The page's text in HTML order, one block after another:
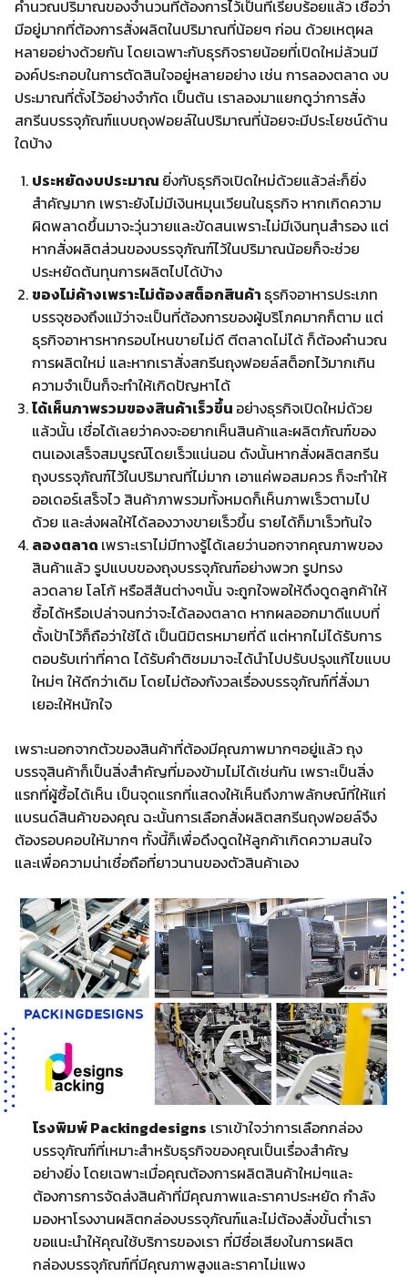
คำนวณปริมาณของจำนวนที่ต้องการไว้เป็นที่เรียบร้อยแล้ว เชื่อว่า
มีอยู่มากที่ต้องการสั่งผลิตในปริมาณที่น้อยๆ ก่อน ด้วยเหตุผล
หลายอย่างด้วยกัน โดยเฉพาะกับธุรกิจรายน้อยที่เปิดใหม่ล้วนมี
องค์ประกอบในการตัดสินใจอยู่หลายอย่าง เช่น การลองตลาด งบ
ประมาณที่ตั้งไว้อย่างจำกัด เป็นต้น เราลองมาแยกดูว่าการสั่ง
สกรีนบรรจุภัณฑ์แบบถุงฟอยล์ในปริมาณที่น้อยจะมีประโยชน์ด้าน
ใดบ้าง
ประหยัดงบประมาณ ยิ่งกับธุรกิจเปิดใหม่ด้วยแล้วล่ะก็ยิ่ง
สำคัญมาก เพราะยังไม่มีเงินหมุนเวียนในธุรกิจ หากเกิดความ
ผิดพลาดขึ้นมาจะวุ่นวายและขัดสนเพราะไม่มีเงินทุนสำรอง แต่
หากสั่งผลิตส่วนของบรรจุภัณฑ์ไว้ในปริมาณน้อยก็จะช่วย
ประหยัดต้นทุนการผลิตไปได้บ้าง
ของไม่ค้างเพราะไม่ต้องสต็อกสินค้า ธุรกิจอาหารประเภท
บรรจุซองถึงแม้ว่าจะเป็นที่ต้องการของผู้บริโภคมากก็ตาม แต่
ธุรกิจอาหารหากรอบไหนขายไม่ดี ตีตลาดไม่ได้ ก็ต้องคำนวณ
การผลิตใหม่ และหากเราสั่งสกรีนถุงฟอยล์สต็อกไว้มากเกิน
ความจำเป็นก็จะทำให้เกิดปัญหาได้
ได้เห็นภาพรวมของสินค้าเร็วขึ้น อย่างธุรกิจเปิดใหม่ด้วย
แล้วนั้น เชื่อได้เลยว่าคงจะอยากเห็นสินค้าและผลิตภัณฑ์ของ
ตนเองเสร็จสมบูรณ์โดยเร็วแน่นอน ดังนั้นหากสั่งผลิตสกรีน
ถุงบรรจุภัณฑ์ไว้ในปริมาณที่ไม่มาก เอาแค่พอสมควร ก็จะทำให้
ออเดอร์เสร็จไว สินค้าภาพรวมทั้งหมดก็เห็นภาพเร็วตามไป
ด้วย และส่งผลให้ได้ลองวางขายเร็วขึ้น รายได้ก็มาเร็วทันใจ
ลองตลาด เพราะเราไม่มีทางรู้ได้เลยว่านอกจากคุณภาพของ
สินค้าแล้ว รูปแบบของถุงบรรจุภัณฑ์อย่างพวก รูปทรง
ลวดลาย โลโก้ หรือสีสันต่างๆนั้น จะถูกใจพอให้ดึงดูดลูกค้าให้
ซื้อได้หรือเปล่าจนกว่าจะได้ลองตลาด หากผลออกมาดีแบบที่
ตั้งเป้าไว้ก็ถือว่าใช้ได้ เป็นนิมิตรหมายที่ดี แต่หากไม่ได้รับการ
ตอบรับเท่าที่คาด ได้รับคำติชมมาจะได้นำไปปรับปรุงแก้ไขแบบ
ใหม่ๆ ให้ดีกว่าเดิม โดยไม่ต้องกังวลเรื่องบรรจุภัณฑ์ที่สั่งมา
เยอะให้หนักใจ
เพราะนอกจากตัวของสินค้าที่ต้องมีคุณภาพมากๆอยู่แล้ว ถุง
บรรจุสินค้าก็เป็นสิ่งสำคัญที่มองข้ามไม่ได้เช่นกัน เพราะเป็นสิ่ง
แรกที่ผู้ซื้อได้เห็น เป็นจุดแรกที่แสดงให้เห็นถึงภาพลักษณ์ที่ให้แก่
แบรนด์สินค้าของคุณ ฉะนั้นการเลือกสั่งผลิตสกรีนถุงฟอยล์จึง
ต้องรอบคอบให้มากๆ ทั้งนี้ก็เพื่อดึงดูดให้ลูกค้าเกิดความสนใจ
และเพื่อความน่าเชื่อถือที่ยาวนานของตัวสินค้าเอง
โรงพิมพ์ Packingdesigns เราเข้าใจว่าการเลือกกล่อง
บรรจุภัณฑ์ที่เหมาะสำหรับธุรกิจของคุณเป็นเรื่องสำคัญ
อย่างยิ่ง โดยเฉพาะเมื่อคุณต้องการผลิตสินค้าใหม่ๆและ
ต้องการการจัดส่งสินค้าที่มีคุณภาพและราคาประหยัด กำลัง
มองหาโรงงานผลิตกล่องบรรจุภัณฑ์และไม่ต้องสั่งขั้นต่ำเรา
ขอแนะนำให้คุณใช้บริการของเรา ที่มีชื่อเสียงในการผลิต
กล่องบรรจุภัณฑ์ที่มีคุณภาพสูงและราคาไม่แพง